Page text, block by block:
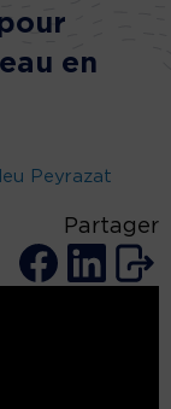
en
Peyrazat
Partager